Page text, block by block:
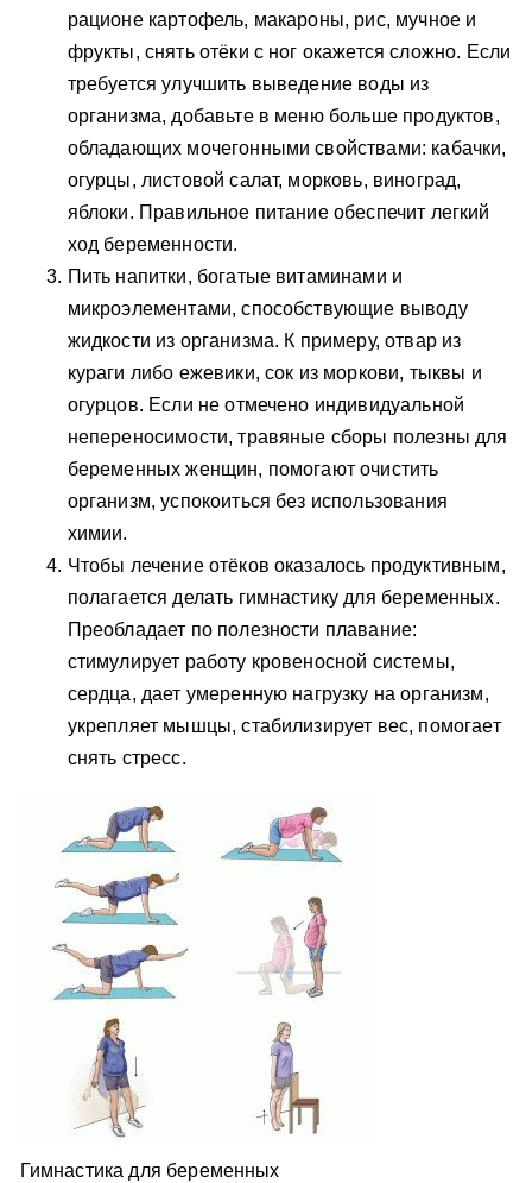
рационе картофель, макароны, рис, мучное и
фрукты, снять отёки с ног окажется сложно. Если
требуется улучшить выведение воды из
организма, добавьте в меню больше продуктов,
обладающих мочегонными свойствами: кабачки,
огурцы, листовой салат, морковь, виноград,
яблоки. Правильное питание обеспечит легкий
ход беременности.
Пить напитки, богатые витаминами и
микроэлементами, способствующие выводу
жидкости из организма. К примеру, отвар из
кураги либо ежевики, сок из моркови, тыквы и
огурцов. Если не отмечено индивидуальной
непереносимости, травяные сборы полезны для
беременных женщин, помогают очистить
организм, успокоиться без использования
химии.
Чтобы лечение отёков оказалось продуктивным,
полагается делать гимнастику для беременных.
Преобладает по полезности плавание:
стимулирует работу кровеносной системы,
сердца, дает умеренную нагрузку на организм,
укрепляет мышцы, стабилизирует вес, помогает
снять стресс.
Гимнастика для беременных